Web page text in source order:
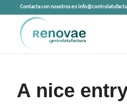
Contacta con nosotros en
A nice